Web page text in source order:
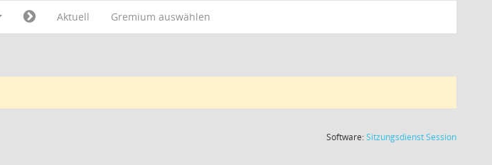
Aktuell Gremium auswählen
Software:SitzungsdienstSession(Wird in